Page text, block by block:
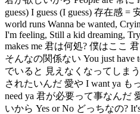
guess) I guess (I guess) 存在感 =
world runs Wanna be wanted,
I'm feeling, Still a kid dreaming,
makes me 君は何処? 僕はここ
そんなの関係ない You just have
でいると 見えなくなってしま
されたいんだ 愛や I want ya も
need ya 君が必要って事なんだ
いから Yes or No どっちなの?